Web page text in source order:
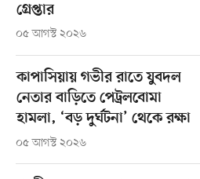
গ্রেপ্তার
০৫ আগস্ট ২০২৬
কাপাসিয়ায় গভীর রাতে যুবদল
নেতার বাড়িতে পেট্রলবোমা
হামলা, ‘বড় দুর্ঘটনা’ থেকে রক্ষা
০৫ আগস্ট ২০২৬